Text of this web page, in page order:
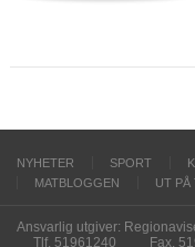
NYHETER SPORT
MATBLOGGEN
UT PÅ
Ansvarlig utgiver:
Tlf. 51961240
Fax.